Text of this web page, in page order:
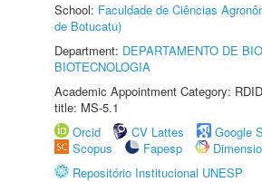
School: Faculdade de Ciências
de Botucatu)
Department: DEPARTAMENTO DE
BIOTECNOLOGIA
Academic Appointment Category:
title: MS-5.1
Orcid
CV Lattes
Google
Scopus
Fapesp
Repositório Institucional UNESP